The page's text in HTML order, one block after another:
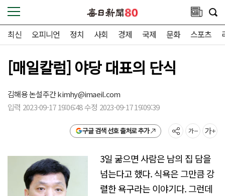
최신 오피니언 정치 사회 경제 국제 문화 스포츠
[매일칼럼] 야당 대표의 단식
김해용 논설주간kimhy@imaeil.com
입력 2023-09-17 19:06:48 수정 2023-09-17 19:09:39
구글 검색 선호 출처로 추가
3일 굶으면 사람은 남의 집 담을
넘는다고 했다. 식욕은 그만큼 강
렬한 욕구라는 이야기다. 그런데